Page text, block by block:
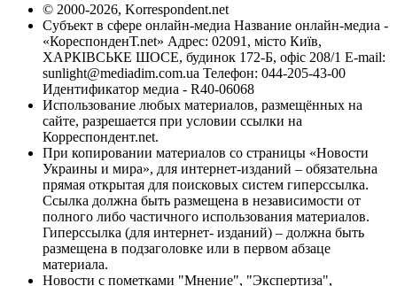
© 2000-2026, Korrespondent.net
Субъект в сфере онлайн-медиа Название онлайн-медиа -
«КореспонденТ.net» Адрес: 02091, місто Київ,
ХАРКІВСЬКЕ ШОСЕ, будинок 172-Б, офіс 208/1 E-mail:
sunlight@mediadim.com.ua Телефон: 044-205-43-00
Идентификатор медиа - R40-06068
Использование любых материалов, размещённых на
сайте, разрешается при условии ссылки на
Корреспондент.net.
При копировании материалов со страницы «Новости
Украины и мира», для интернет-изданий – обязательна
прямая открытая для поисковых систем гиперссылка.
Ссылка должна быть размещена в независимости от
полного либо частичного использования материалов.
Гиперссылка (для интернет- изданий) – должна быть
размещена в подзаголовке или в первом абзаце
материала.
Новости с пометками "Мнение", "Экспертиза",